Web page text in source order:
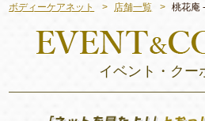
ボディーケアネット 店舗一覧 桃花庵
イベント・クー